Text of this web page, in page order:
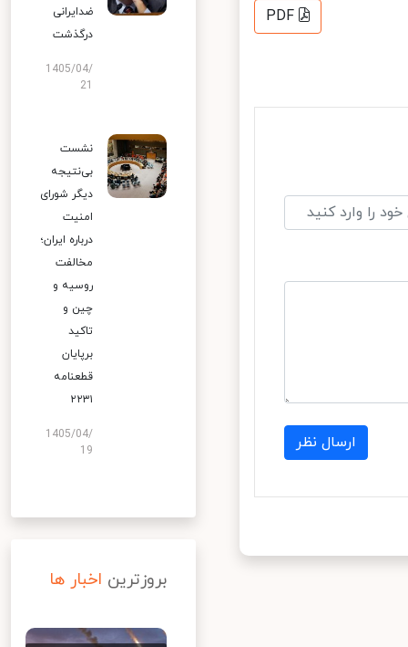
PDF
ارسال نظر
ضدایرانی
درگذشت
1405/04/
نشست
بی‌نتیجه
دیگر شورای
امنیت
درباره ایران؛
مخالفت
روسیه و
چین و
تاکید
برپایان
قطعنامه
۲۲۳۱
1405/04/
19
بروزترین اخبار ها